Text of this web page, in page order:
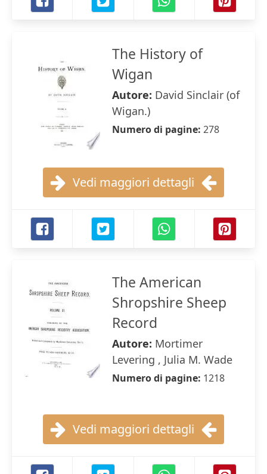
The History of
Wigan
Autore: David Sinclair (of
Wigan.)
Numero di pagine: 278
Vedi maggiori dettagli
The American
Shropshire Sheep
Record
Autore: Mortimer
Levering , Julia M. Wade
Numero di pagine: 1218
Vedi maggiori dettagli